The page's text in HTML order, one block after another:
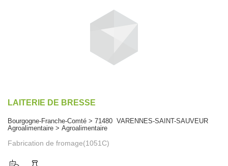
LAITERIE DE BRESSE
Bourgogne-Franche-Comté > 71480 VARENNES-SAINT-SAUVEUR
Agroalimentaire > Agroalimentaire
Fabrication de fromage(1051C)